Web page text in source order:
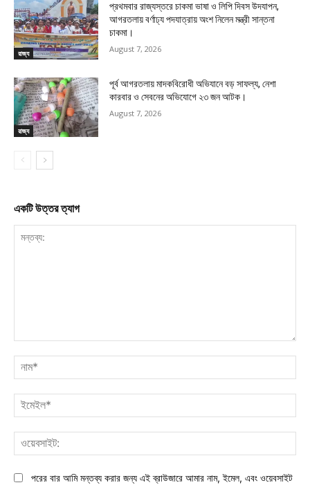
রাজ্য
প্রথমবার রাজ্যস্তরে চাকমা ভাষা ও লিপি দিবস উদযাপন,
আগরতলায় বর্ণাঢ্য পদযাত্রায় অংশ নিলেন মন্ত্রী সান্তনা
চাকমা।
August 7, 2026
রাজ্য
পূর্ব আগরতলায় মাদকবিরোধী অভিযানে বড় সাফল্য, নেশা
কারবার ও সেবনের অভিযোগে ২৩ জন আটক।
August 7, 2026
একটি উত্তর ত্যাগ
পরের বার আমি মন্তব্য করার জন্য এই ব্রাউজারে আমার নাম, ইমেল, এবং ওয়েবসাইট